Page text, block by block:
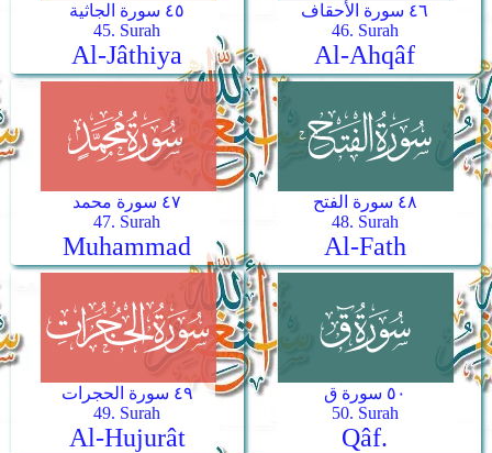
٤٥ سورة الجاثية
45. Surah
Al-Jâthiya
٤٦ سورة الأحقاف
46. Surah
Al-Ahqâf
٤٧ سورة محمد
47. Surah
Muhammad
٤٨ سورة الفتح
48. Surah
Al-Fath
٤٩ سورة الحجرات
49. Surah
Al-Hujurât
٥٠ سورة ق
50. Surah
Qâf.